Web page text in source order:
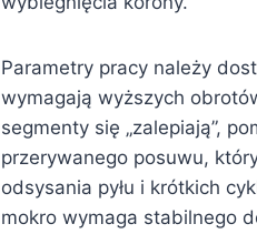
Parametry pracy należy
wymagają wyższych
segmenty się „zalepiają”,
przerywanego posuwu,
odsysania pyłu i krótkich
mokro wymaga stabilnego